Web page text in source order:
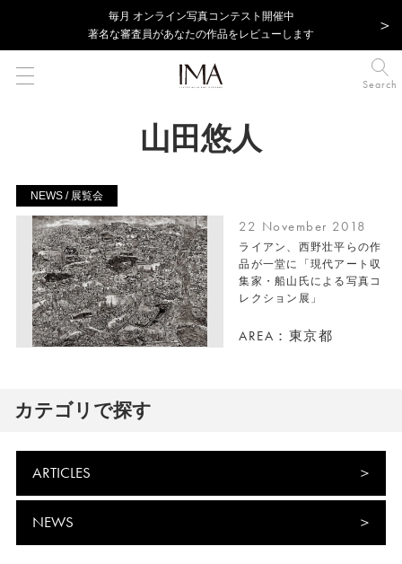
毎⽉ オンライン写真コンテスト開催中
著名な審査員があなたの作品をレビューします
Search
山田悠人
NEWS / 展覧会
22 November 2018
ライアン、西野壮平らの作
品が一堂に「現代アート収
集家・船山氏による写真コ
レクション展」
AREA：東京都
カテゴリで探す
ARTICLES
NEWS